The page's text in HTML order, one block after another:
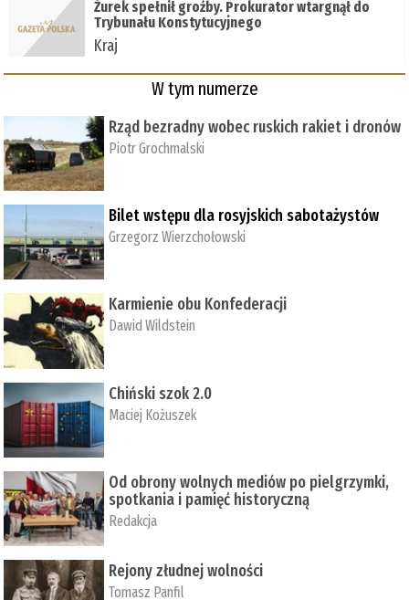
Żurek spełnił groźby. Prokurator wtargnął do
Trybunału Konstytucyjnego
Kraj
W tym numerze
Rząd bezradny wobec ruskich rakiet i dronów
Piotr Grochmalski
Bilet wstępu dla rosyjskich sabotażystów
Grzegorz Wierzchołowski
Karmienie obu Konfederacji
Dawid Wildstein
Chiński szok 2.0
Maciej Kożuszek
Od obrony wolnych mediów po pielgrzymki,
spotkania i pamięć historyczną
Redakcja
Rejony złudnej wolności
Tomasz Panfil